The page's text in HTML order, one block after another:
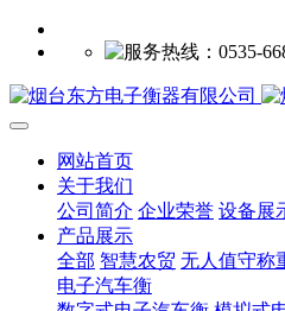
网站首页
关于我们
公司简介 企业荣誉 设备展
产品展示
全部 智慧农贸 无人值守称
电子汽车衡